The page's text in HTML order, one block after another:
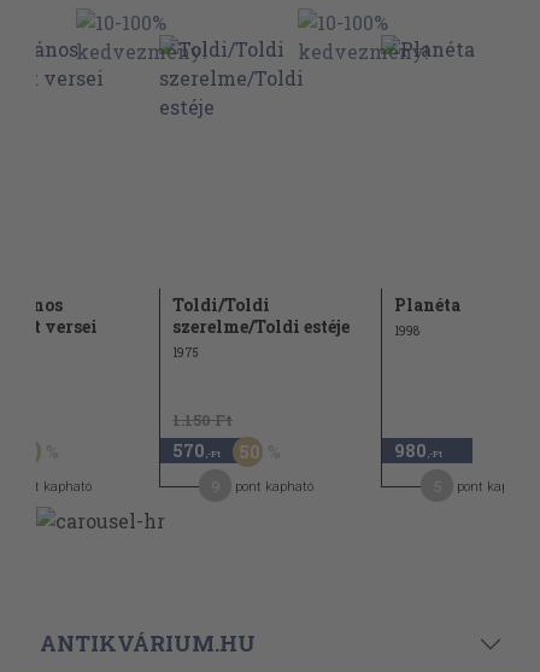
János
versei
50
pont kapható
Toldi/Toldi
szerelme/Toldi estéje
1975
1.150 Ft
570 ,-Ft 50
pont kapható
Planéta
1998
980 ,-Ft
pont kapható
ANTIKVÁRIUM.HU